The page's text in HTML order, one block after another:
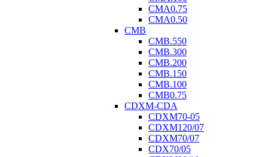
CMA0.75
CMA0.50
CMB
CMB.550
CMB.300
CMB.200
CMB.150
CMB.100
CMB0.75
CDXM-CDA
CDXM70-05
CDXM120/07
CDXM70/07
CDX70/05